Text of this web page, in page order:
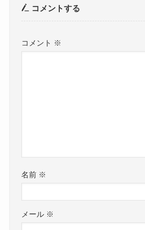
コメントする
コメント ※
名前 ※
メール ※